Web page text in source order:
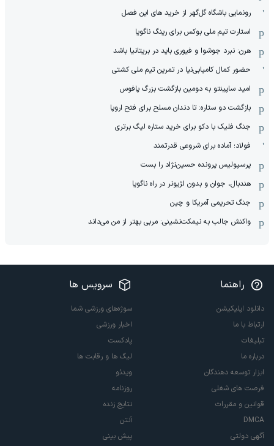
رونمایی باشگاه گل‌گهر از خرید های این فصل
استارت تیم ملی بوکس برای رینگ ناگویا
هرن: نبرد جوشوا و فیوری باید در بریتانیا باشد
حضور کمال کامیابی‌نیا در تمرین تیم ملی کشتی
امید ساپینتو به دومین بازگشت بزرگ پافوس
بازگشت دو ستاره: تا دندان مسلح برای فتح اروپا
جنگ فلیک با دکو برای خرید ستاره لیگ برتری
فولاد؛ آماده برای شروعی قدرتمند
پرسپولیس پرونده حسین‌نژاد را بست
هندبال، جوان و بدون لژیونر در راه ناگویا
جنگ تحریمی آمریکا و چین
واکنش جالب به نیمکت‌نشینی: مربی بهتر از من می‌داند
راهنما
دانلود اپلیکیشن
ارتباط با ما
تبلیغات
درباره ما
ابزار توسعه دهندگان
فرصت های شغلی
قوانین و مقررات
DMCA
آگهی دولتی
سرویس ها
سوژه‌های ورزشی شما
اخبار ورزشی
پادکست
لیگ ها و رقابت ها
ویدئو
روزنامه
نتایج زنده
آنتن
پیش بینی